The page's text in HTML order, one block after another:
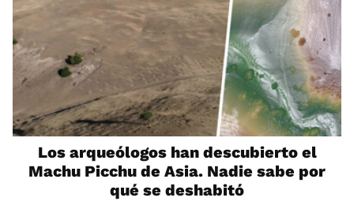
Los arqueólogos han descubierto el
Machu Picchu de Asia. Nadie sabe por
qué se deshabitó